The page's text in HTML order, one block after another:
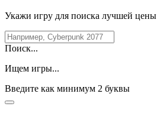
Укажи игру для поиска лучшей цены
Поиск...
Ищем игры...
Введите как минимум 2 буквы